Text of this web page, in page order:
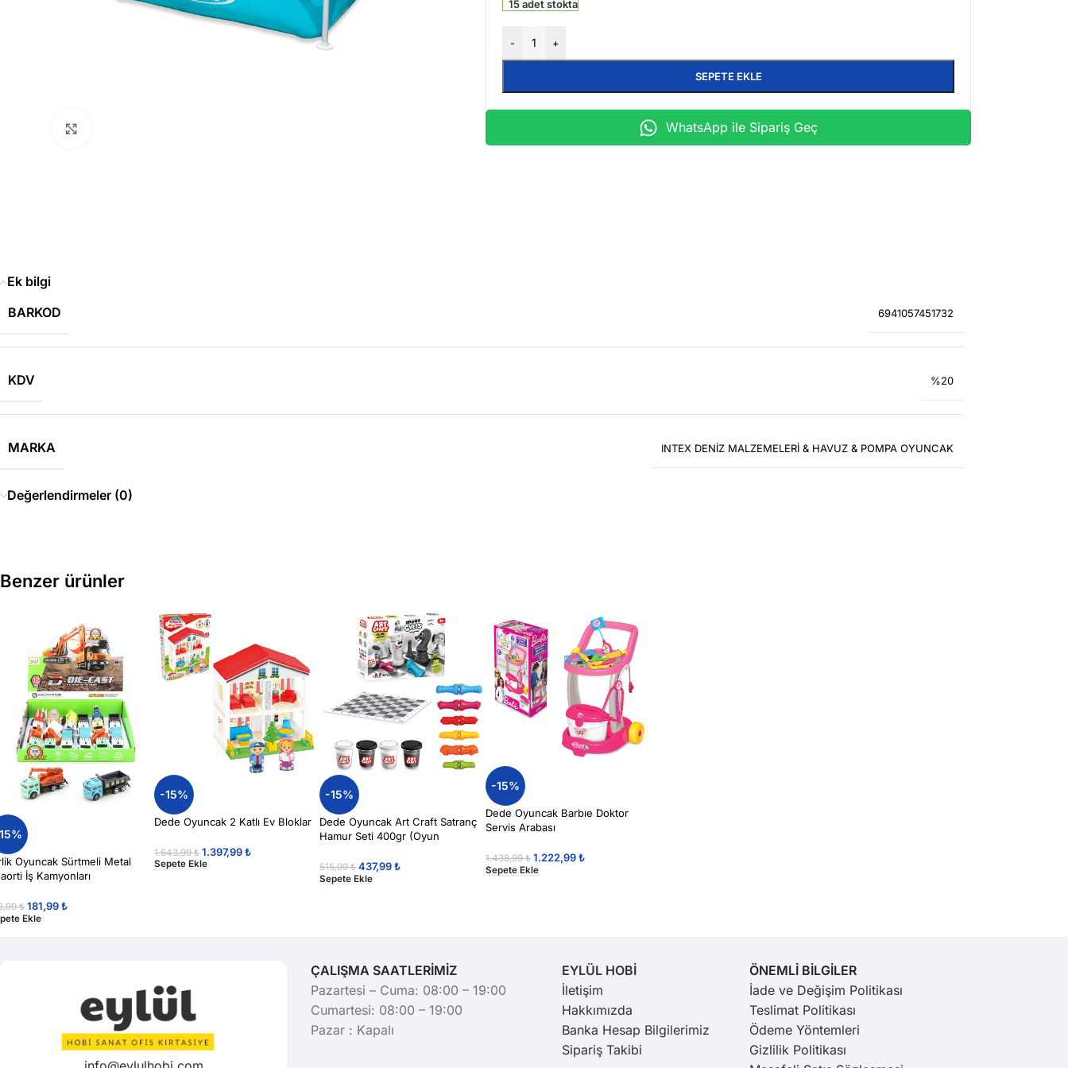
15 adet stokta
- +
SEPETE EKLE
WhatsApp ile Sipariş Geç
Ek bilgi
BARKOD
6941057451732
KDV %20
MARKA INTEX DENİZ MALZEMELERİ & HAVUZ & POMPA OYUNCAK
Değerlendirmeler (0)
Benzer ürünler
Oyuncak Sürtmeli Metal
İş Kamyonları
₺ 181,99₺
Ekle
-15%
Dede Oyuncak 2 Katlı Ev Bloklar
1.643,99₺ 1.397,99₺
Sepete Ekle
-15%
Dede Oyuncak Art Craft Satranç
Hamur Seti 400gr (Oyun
515,99₺ 437,99₺
Sepete Ekle
-15%
Dede Oyuncak Barbıe Doktor
Servis Arabası
1.438,99₺ 1.222,99₺
Sepete Ekle
ÇALIŞMA SAATLERİMİZ
Pazartesi – Cuma: 08:00 – 19:00
Cumartesi: 08:00 – 19:00
Pazar : Kapalı
EYLÜL HOBİ
İletişim
Hakkımızda
Banka Hesap Bilgilerimiz
Sipariş Takibi
ÖNEMLİ BİLGİLER
İade ve Değişim Politikası
Teslimat Politikası
Ödeme Yöntemleri
Gizlilik Politikası